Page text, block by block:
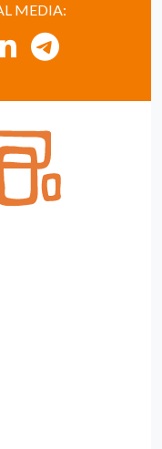
MEDIA: